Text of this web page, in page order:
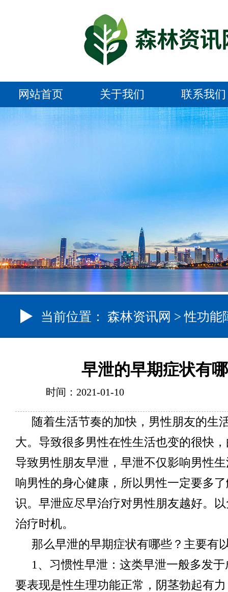
网站首页 关于我们 联系我们
当前位置： 森林资讯网 >性功能
早泄的早期症状有
时间：2021-01-10
随着生活节奏的加快，男性朋友的生
大。导致很多男性在性生活也变的很快
导致男性朋友早泄，早泄不仅影响男性
响男性的身心健康，所以男性一定要多
识。早泄应尽早治疗对男性朋友越好。
治疗时机。
那么早泄的早期症状有哪些？主要有
1、习惯性早泄：这类早泄一般多发
要表现是性生理功能正常，阴茎勃起有